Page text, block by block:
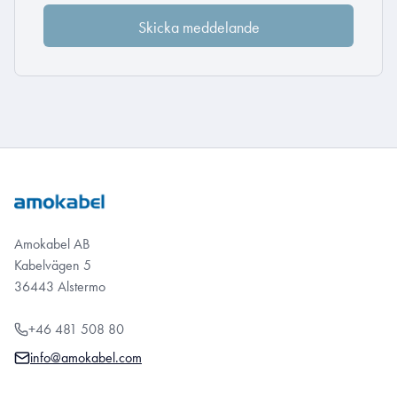
Amokabel AB
Kabelvägen 5
36443 Alstermo
+46 481 508 80
info@amokabel.com